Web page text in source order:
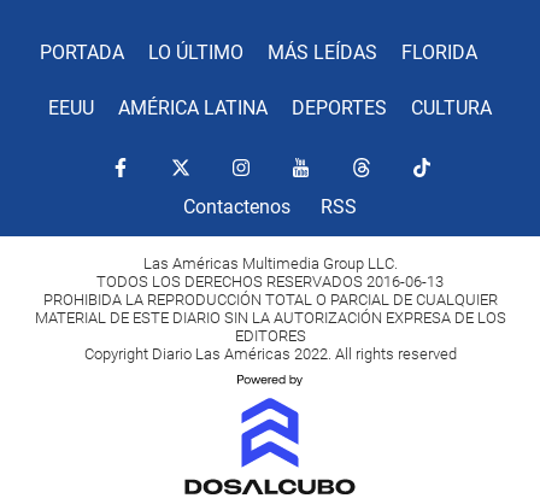
PORTADA LO ÚLTIMO MÁS LEÍDAS FLORIDA
EEUU AMÉRICA LATINA DEPORTES CULTURA
Contactenos RSS
Las Américas Multimedia Group LLC.
TODOS LOS DERECHOS RESERVADOS 2016-06-13
PROHIBIDA LA REPRODUCCIÓN TOTAL O PARCIAL DE CUALQUIER
MATERIAL DE ESTE DIARIO SIN LA AUTORIZACIÓN EXPRESA DE LOS
EDITORES
Copyright Diario Las Américas 2022. All rights reserved